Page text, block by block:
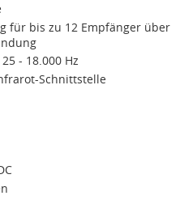
für bis zu 12 Empfänger über
- 18.000 Hz
Schnittstelle